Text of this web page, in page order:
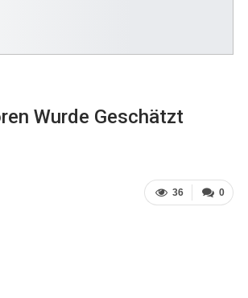
Wurde Geschätzt
0
36